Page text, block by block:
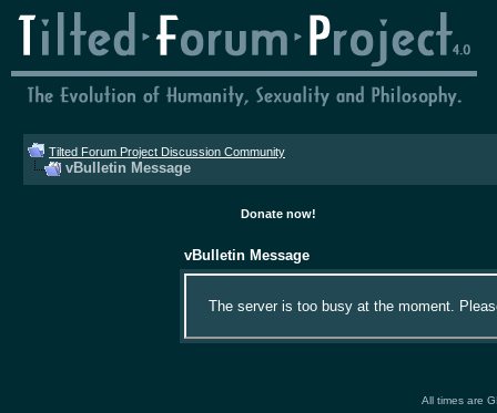
Tilted Forum Project Discussion Community
vBulletin Message
Donate now!
vBulletin Message
The server is too busy at the moment.
All times are